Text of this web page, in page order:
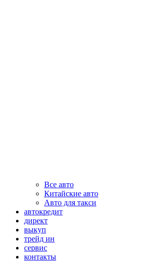
Все авто
Китайские авто
Авто для такси
автокредит
директ
выкуп
трейд ин
сервис
контакты